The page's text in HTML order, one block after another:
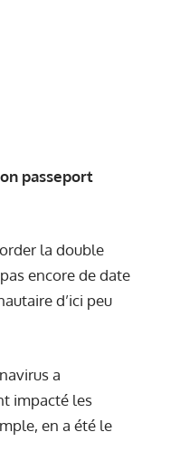
passeport
la double
encore de date
d’ici peu
a
impacté les
en a été le